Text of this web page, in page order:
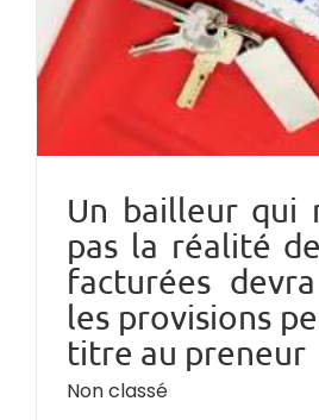
Un bailleur qui
pas la réalité
facturées
les provisions
titre au preneur
Non classé